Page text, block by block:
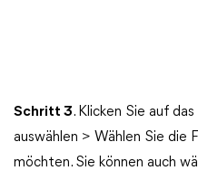
Schritt 3. Klicken Sie auf das
auswählen > Wählen Sie die
möchten. Sie können auch